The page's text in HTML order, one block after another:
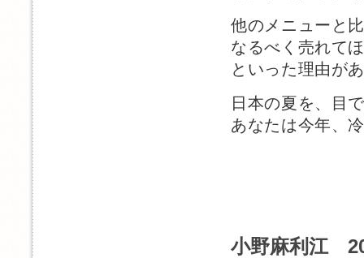
他のメニューと
なるべく売れて
といった理由が
日本の夏を、目
あなたは今年、
小野麻利江